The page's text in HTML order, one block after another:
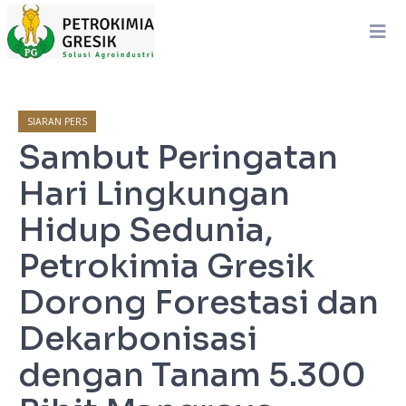
SIARAN PERS
Sambut Peringatan
Hari Lingkungan
Hidup Sedunia,
Petrokimia Gresik
Dorong Forestasi dan
Dekarbonisasi
dengan Tanam 5.300